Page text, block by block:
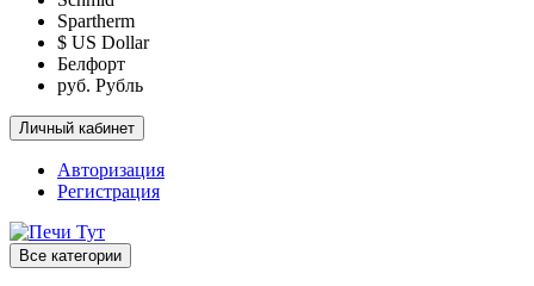
Spartherm
$ US Dollar
Белфорт
руб. Рубль
Личный кабинет
Авторизация
Регистрация
Все категории